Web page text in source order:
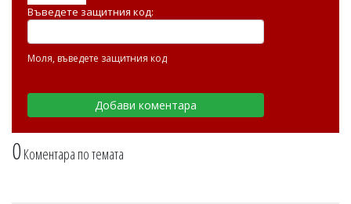
0Коментара по темата
Въведете защитния код:
Моля, въведете защитния код